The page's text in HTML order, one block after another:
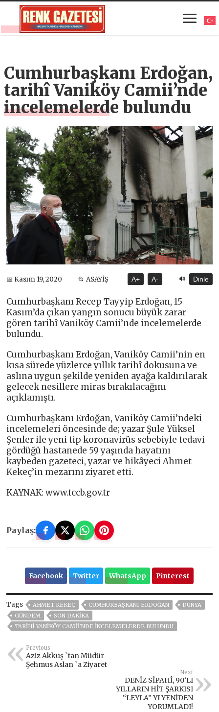
Cumhurbaşkanı Erdoğan,
tarihî Vaniköy Camii’nde
incelemelerde bulundu
📅 Kasım 19, 2020 📂 ASAYİŞ A+ A- 🔊 Dinle
Cumhurbaşkanı Recep Tayyip Erdoğan, 15
Kasım’da çıkan yangın sonucu büyük zarar
gören tarihî Vaniköy Camii’nde incelemelerde
bulundu.
Cumhurbaşkanı Erdoğan, Vaniköy Camii’nin en
kısa sürede yüzlerce yıllık tarihî dokusuna ve
aslına uygun şekilde yeniden ayağa kaldırılarak
gelecek nesillere miras bırakılacağını
açıklamıştı.
Cumhurbaşkanı Erdoğan, Vaniköy Camii’ndeki
incelemeleri öncesinde de; yazar Şule Yüksel
Şenler ile yeni tip koronavirüs sebebiyle tedavi
gördüğü hastanede 59 yaşında hayatını
kaybeden gazeteci, yazar ve hikâyeci Ahmet
Kekeç’in mezarını ziyaret etti.
KAYNAK: www.tccb.gov.tr
Paylaş:
Facebook Twitter WhatsApp Pinterest
Tags AHMET KEKEÇ CUMHURBAŞKANI ERDOĞAN
DÜNYA
GÜNDEM
SON DAKIKA
TARIHÎ VANIKÖY CAMII’NDE INCELEMELERDE BULUNDU
Previous
Aziz Akkuş `tan Müdür
Şehmus Aslan `a Ziyaret
Next
DENİZ SİPAHİ, 90’LI
YILLARIN HİT ŞARKISI
“LEYLA” YI YENİDEN
YORUMLADI!